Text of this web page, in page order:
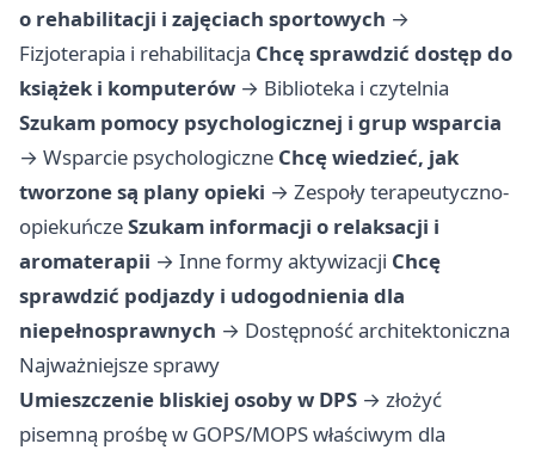
o rehabilitacji i zajęciach sportowych →
Fizjoterapia i rehabilitacja Chcę sprawdzić dostęp do
książek i komputerów → Biblioteka i czytelnia
Szukam pomocy psychologicznej i grup wsparcia
→ Wsparcie psychologiczne Chcę wiedzieć, jak
tworzone są plany opieki → Zespoły terapeutyczno-
opiekuńczeSzukam informacji o relaksacji i
aromaterapii → Inne formy aktywizacji Chcę
sprawdzić podjazdy i udogodnienia dla
niepełnosprawnych → Dostępność architektoniczna
Najważniejsze sprawy
Umieszczenie bliskiej osoby w DPS → złożyć
pisemną prośbę w GOPS/MOPS właściwym dla